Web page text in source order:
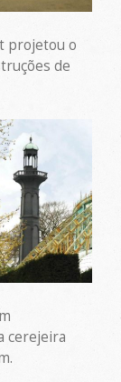
projetou o
de
cerejeira